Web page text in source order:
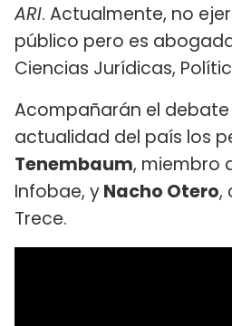
ARI. Actualmente, no
público pero es
Ciencias Jurídicas,
Acompañarán el
actualidad del país los
Tenembaum, miembro
Infobae, yNacho Otero,
Trece.